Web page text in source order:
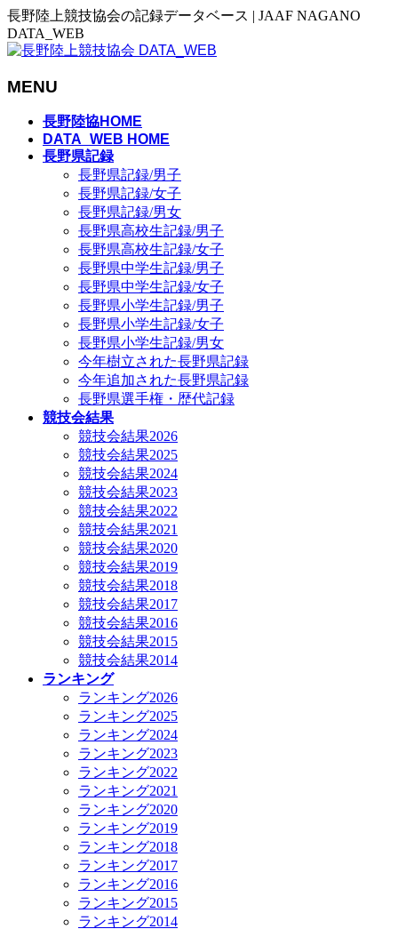
長野陸上競技協会の記録データベース | JAAF NAGANO
DATA_WEB
MENU
長野陸協HOME
DATA_WEB HOME
長野県記録
長野県記録/男子
長野県記録/女子
長野県記録/男女
長野県高校生記録/男子
長野県高校生記録/女子
長野県中学生記録/男子
長野県中学生記録/女子
長野県小学生記録/男子
長野県小学生記録/女子
長野県小学生記録/男女
今年樹立された長野県記録
今年追加された長野県記録
長野県選手権・歴代記録
競技会結果
競技会結果2026
競技会結果2025
競技会結果2024
競技会結果2023
競技会結果2022
競技会結果2021
競技会結果2020
競技会結果2019
競技会結果2018
競技会結果2017
競技会結果2016
競技会結果2015
競技会結果2014
ランキング
ランキング2026
ランキング2025
ランキング2024
ランキング2023
ランキング2022
ランキング2021
ランキング2020
ランキング2019
ランキング2018
ランキング2017
ランキング2016
ランキング2015
ランキング2014